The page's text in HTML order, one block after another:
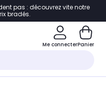
de page
pas : découvrez vite notre
bradés.
Me connecterPanier